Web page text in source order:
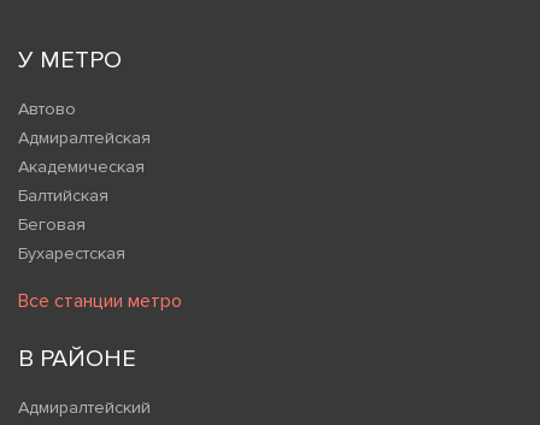
У МЕТРО
Автово
Адмиралтейская
Академическая
Балтийская
Беговая
Бухарестская
Все станции метро
В РАЙОНЕ
Адмиралтейский